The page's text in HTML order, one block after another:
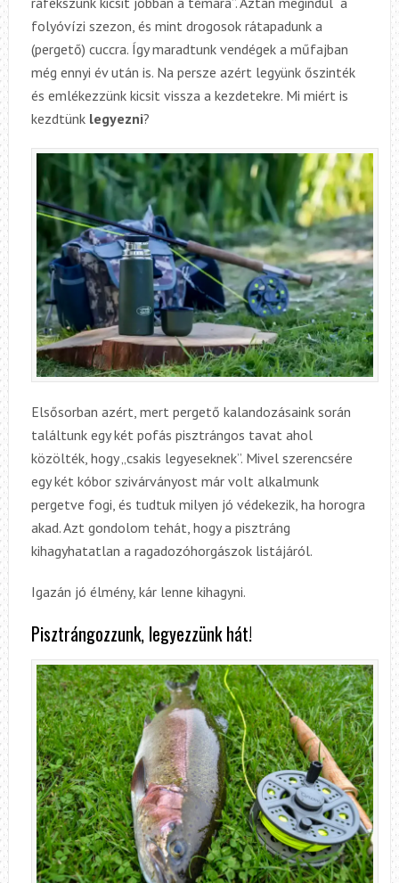
folyóvízi szezon, és mint drogosok rátapadunk a
(pergető) cuccra. Így maradtunk vendégek a műfajban
még ennyi év után is. Na persze azért legyünk őszinték
és emlékezzünk kicsit vissza a kezdetekre. Mi miért is
kezdtünklegyezni?
Elsősorban azért, mert pergető kalandozásaink során
találtunk egy két pofás pisztrángos tavat ahol
közölték, hogy „csakis legyeseknek”. Mivel szerencsére
egy két kóbor szivárványost már volt alkalmunk
pergetve fogi, és tudtuk milyen jó védekezik, ha horogra
akad. Azt gondolom tehát, hogy a pisztráng
kihagyhatatlan a ragadozóhorgászok listájáról.
Igazán jó élmény, kár lenne kihagyni.
Pisztrángozzunk, legyezzünk hát!